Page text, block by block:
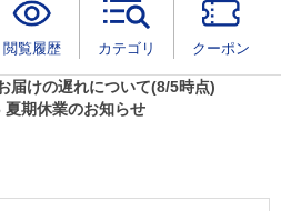
閲覧履歴 カテゴリ クーポン
届けの遅れについて(8/5時点)
夏期休業のお知らせ